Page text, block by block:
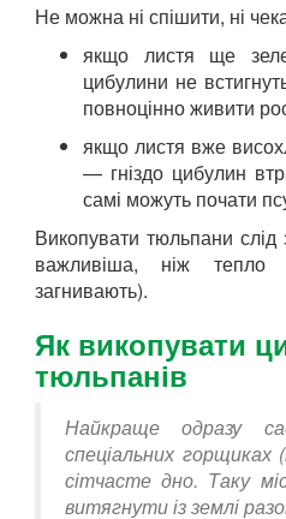
Не можна ні спішити, ні
якщо листя ще
цибулини не
повноцінно живити
якщо листя вже
— гніздо цибулин
самі можуть почати
Викопувати тюльпани слід
важливіша, ніж тепло
загнивають).
Як викопувати
тюльпанів
Найкраще одразу
спеціальних
сітчасте дно. Таку
витягнути із землі